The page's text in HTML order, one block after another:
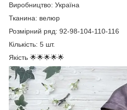
Виробництво: Україна
Тканина: велюр
Розмірний ряд: 92-98-104-110-116
Кількість: 5 шт.
Якість 🌟🌟🌟🌟🌟